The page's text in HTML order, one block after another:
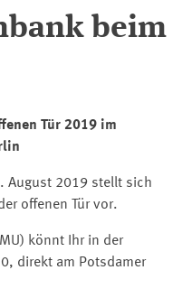
beim
Tür 2019 im
August 2019 stellt sich
offenen Tür vor.
könnt Ihr in der
direkt am Potsdamer